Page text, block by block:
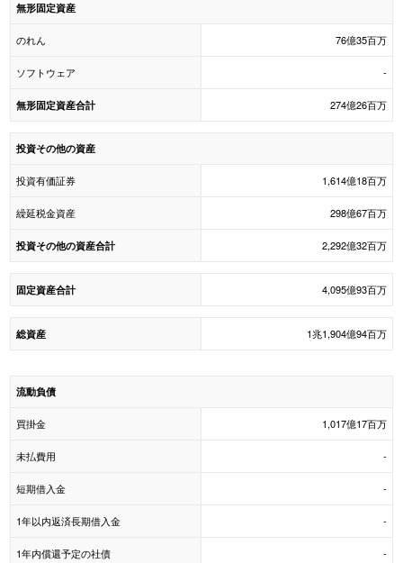
無形固定資産
のれん 76億35百万
ソフトウェア -
無形固定資産合計 274億26百万
投資その他の資産
投資有価証券 1,614億18百万
繰延税金資産 298億67百万
投資その他の資産合計 2,292億32百万
固定資産合計 4,095億93百万
総資産 1兆1,904億94百万
流動負債
買掛金 1,017億17百万
未払費用 -
短期借入金 -
1年以内返済長期借入金 -
1年内償還予定の社債 -